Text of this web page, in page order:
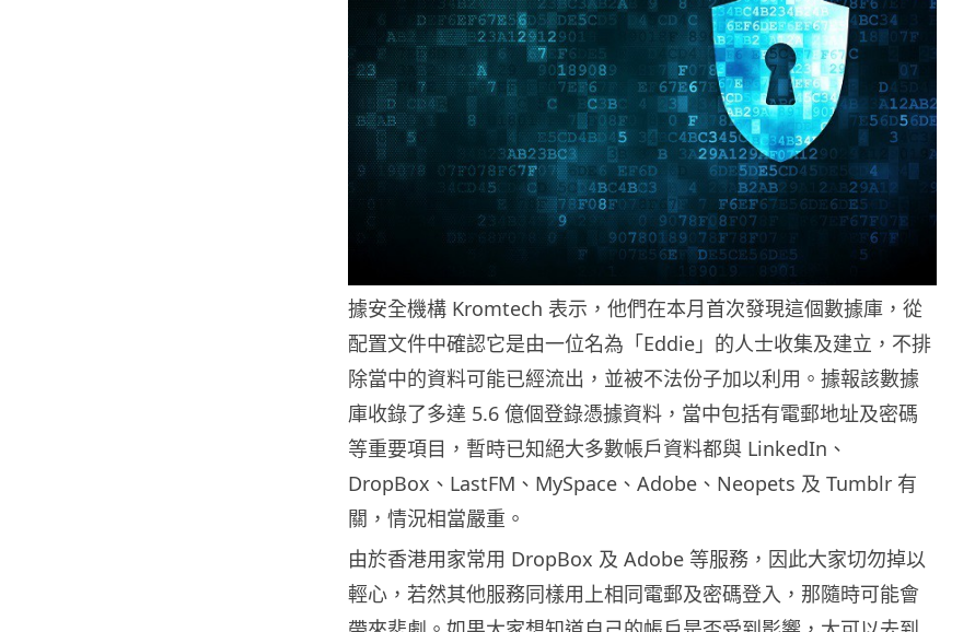
據安全機構 Kromtech 表示，他們在本月首次發現這個數據庫，從
配置文件中確認它是由一位名為「Eddie」的人士收集及建立，不排
除當中的資料可能已經流出，並被不法份子加以利用。據報該數據
庫收錄了多達 5.6 億個登錄憑據資料，當中包括有電郵地址及密碼
等重要項目，暫時已知絕大多數帳戶資料都與 LinkedIn、
DropBox、LastFM、MySpace、Adobe、Neopets 及 Tumblr 有
關，情況相當嚴重。
由於香港用家常用 DropBox 及 Adobe 等服務，因此大家切勿掉以
輕心，若然其他服務同樣用上相同電郵及密碼登入，那隨時可能會